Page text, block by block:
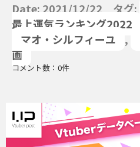
Date: 2021/12/22 タグ:
最上運気ランキング2022
マオ・シルフィーユ
,
画
コメント数：0件